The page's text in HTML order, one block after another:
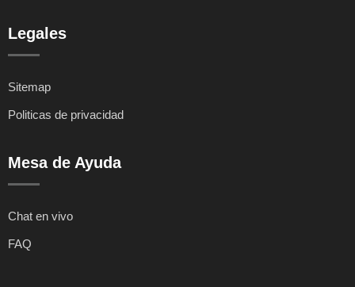
Legales
Sitemap
Politicas de privacidad
Mesa de Ayuda
Chat en vivo
FAQ